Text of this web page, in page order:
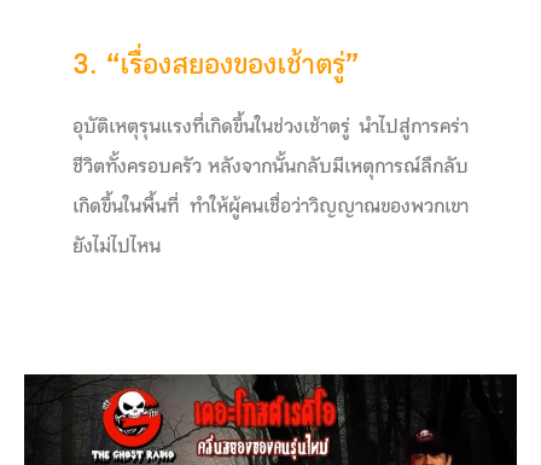
3. “เรื่องสยองของเช้าตรู่”
อุบัติเหตุรุนแรงที่เกิดขึ้นในช่วงเช้าตรู่ นำไปสู่การคร่า
ชีวิตทั้งครอบครัว หลังจากนั้นกลับมีเหตุการณ์ลึกลับ
เกิดขึ้นในพื้นที่ ทำให้ผู้คนเชื่อว่าวิญญาณของพวกเขา
ยังไม่ไปไหน